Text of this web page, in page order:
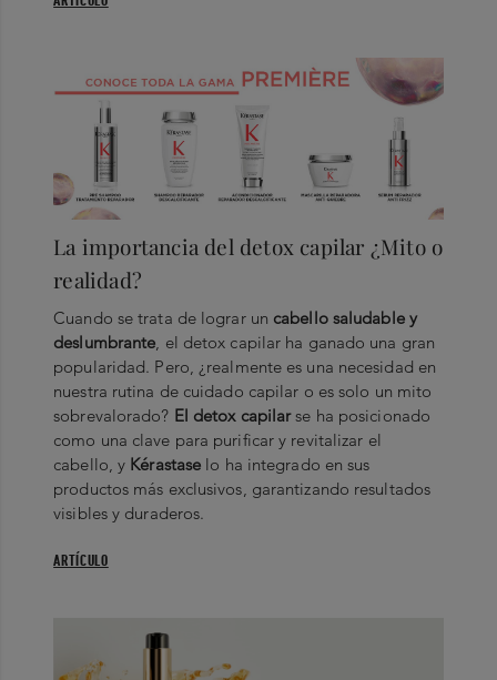
La importancia del detox capilar ¿Mito o
realidad?
Cuando se trata de lograr un cabello saludable y
deslumbrante , el detox capilar ha ganado una gran
popularidad. Pero, ¿realmente es una necesidad en
nuestra rutina de cuidado capilar o es solo un mito
sobrevalorado? El detox capilarse ha posicionado
como una clave para purificar y revitalizar el
cabello, y Kérastase lo ha integrado en sus
productos más exclusivos, garantizando resultados
visibles y duraderos.
ARTÍCULO